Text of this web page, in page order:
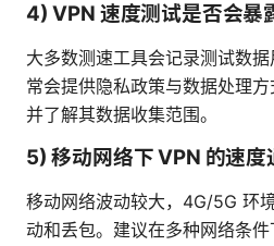
4) VPN 速度测试是否会暴
大多数测速工具会记录测试数
常会提供隐私政策与数据处理
并了解其数据收集范围。
5) 移动网络下 VPN 的速度
移动网络波动较大，4G/5G 环
动和丢包。建议在多种网络条